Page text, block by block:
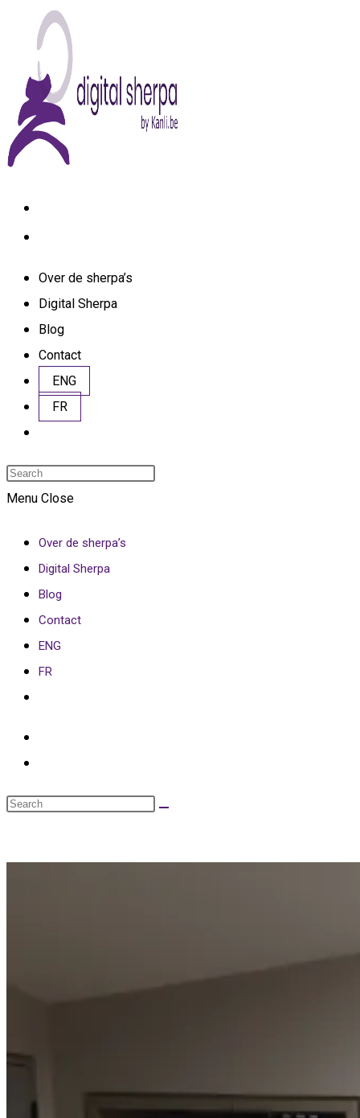
content
Over de sherpa’s
Digital Sherpa
Blog
Contact
ENG
FR
search
Press
Menu Close
Over de sherpa’s
Digital Sherpa
Blog
Contact
ENG
FR
Search